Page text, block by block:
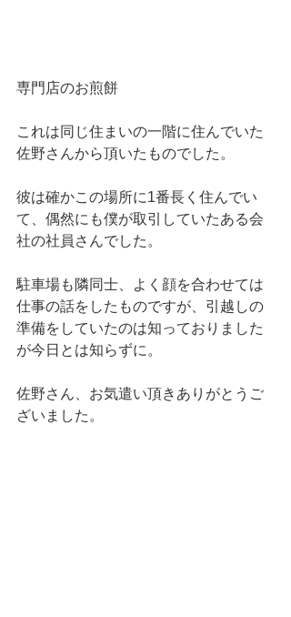
専門店のお煎餅
これは同じ住まいの一階に住んでいた
佐野さんから頂いたものでした。
彼は確かこの場所に1番長く住んでい
て、偶然にも僕が取引していたある会
社の社員さんでした。
駐車場も隣同士、よく顔を合わせては
仕事の話をしたものですが、引越しの
準備をしていたのは知っておりました
が今日とは知らずに。
佐野さん、お気遣い頂きありがとうご
ざいました。